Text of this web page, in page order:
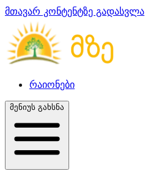
მთავარ კონტენტზე გადასვლა
რაიონები
მენიუს გახსნა